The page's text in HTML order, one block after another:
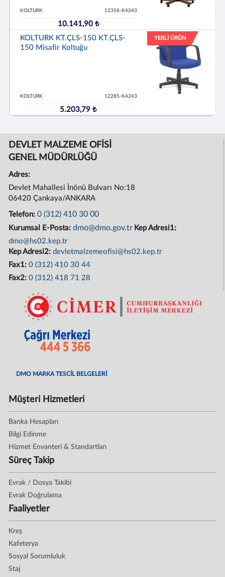
KOLTURK 12358-K4243
10.141,90 ₺
KOLTURK KT.ÇLS-150 KT.ÇLS-
150 Misafir Koltuğu
KOLTURK 12285-K4243
5.203,79 ₺
YERLİ ÜRÜN
DEVLET MALZEME OFİSİ
GENEL MÜDÜRLÜĞÜ
Adres:
Devlet Mahallesi İnönü Bulvarı No:18
06420 Çankaya/ANKARA
Telefon:0 (312) 410 30 00
Kurumsal E-Posta:dmo@dmo.gov.tr Kep Adresi1:
dmo@hs02.kep.tr
Kep Adresi2:devletmalzemeofisi@hs02.kep.tr
Fax1:0 (312) 410 30 44
Fax2:0 (312) 418 71 28
DMO MARKA TESCİL BELGELERİ
Müşteri Hizmetleri
Banka Hesapları
Bilgi Edinme
Hizmet Envanteri & Standartları
Süreç Takip
Evrak / Dosya Takibi
Evrak Doğrulama
Faaliyetler
Kreş
Kafeterya
Sosyal Sorumluluk
Staj